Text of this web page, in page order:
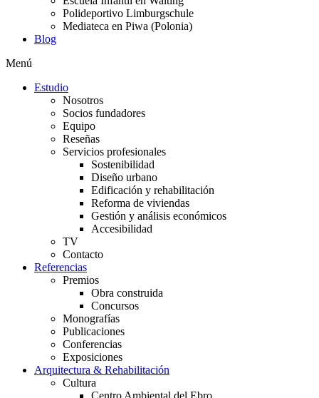
Polideportivo Limburgschule
Mediateca en Piwa (Polonia)
Blog
Menú
Estudio
Nosotros
Socios fundadores
Equipo
Reseñas
Servicios profesionales
Sostenibilidad
Diseño urbano
Edificación y rehabilitación
Reforma de viviendas
Gestión y análisis económicos
Accesibilidad
TV
Contacto
Referencias
Premios
Obra construida
Concursos
Monografías
Publicaciones
Conferencias
Exposiciones
Arquitectura & Rehabilitación
Cultura
Centro Ambiental del Ebro